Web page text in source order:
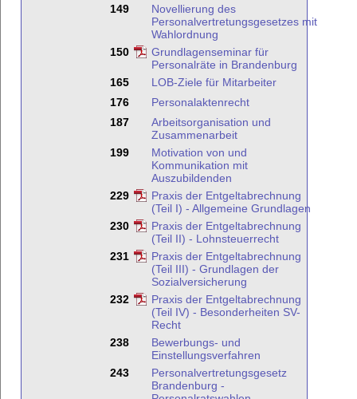
149
Novellierung des
Personalvertretungsgesetzes mit
Wahlordnung
150
Grundlagenseminar für
Personalräte in Brandenburg
165
LOB-Ziele für Mitarbeiter
176
Personalaktenrecht
187
Arbeitsorganisation und
Zusammenarbeit
199
Motivation von und
Kommunikation mit
Auszubildenden
229
Praxis der Entgeltabrechnung
(Teil I) - Allgemeine Grundlagen
230
Praxis der Entgeltabrechnung
(Teil II) - Lohnsteuerrecht
231
Praxis der Entgeltabrechnung
(Teil III) - Grundlagen der
Sozialversicherung
232
Praxis der Entgeltabrechnung
(Teil IV) - Besonderheiten SV-
Recht
238
Bewerbungs- und
Einstellungsverfahren
243
Personalvertretungsgesetz
Brandenburg -